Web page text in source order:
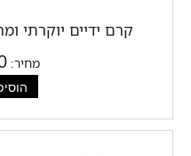
קרם ידיים יוקרתי
מחיר: